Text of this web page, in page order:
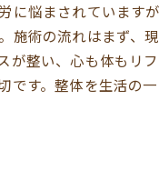
悩まされています
術の流れはまず、
整い、心も体もリ
す。整体を生活の